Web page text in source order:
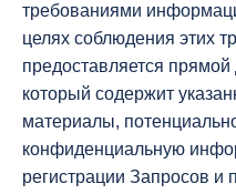
требованиями
целях соблюдения этих
предоставляется прямой
который содержит
материалы,
конфиденциальную
регистрации Запросов